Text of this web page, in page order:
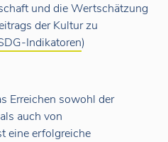
und die Wertschätzung
der Kultur zu
Indikatoren)
Erreichen sowohl der
als auch von
eine erfolgreiche